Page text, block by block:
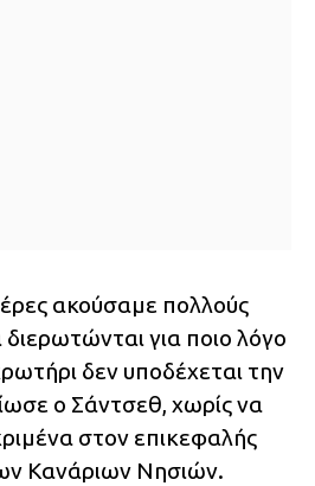
ακούσαμε πολλούς
για ποιο λόγο
δεν υποδέχεται την
ο Σάντσεθ, χωρίς να
στον επικεφαλής
Κανάριων Νησιών.